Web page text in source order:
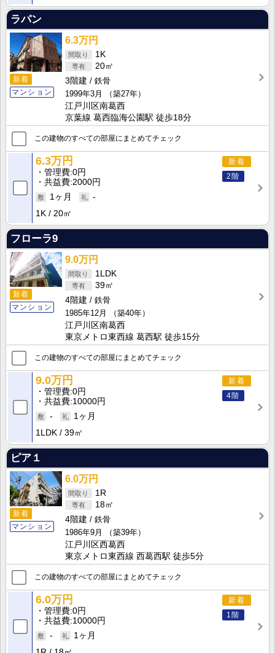
ラパン
新着
マンション
6.3万円
1K
20㎡
3階建
鉄骨
1999年3月
（築27年）
江戸川区南葛西
京葉線 葛西臨海公園駅 徒歩18分
この建物のすべての部屋にまとめてチェック
新着
2階
6.3万円
管理費 0円
共益費 2000円
1ヶ月
-
1K
20㎡
フローラ9
新着
マンション
9.0万円
1LDK
39㎡
4階建
鉄骨
1985年12月
（築40年）
江戸川区南葛西
東京メトロ東西線 葛西駅 徒歩15分
この建物のすべての部屋にまとめてチェック
新着
4階
9.0万円
管理費 0円
共益費 10000円
-
1ヶ月
1LDK
39㎡
ピア１
新着
マンション
6.0万円
1R
18㎡
4階建
鉄骨
1986年9月
（築39年）
江戸川区西葛西
東京メトロ東西線 西葛西駅 徒歩5分
この建物のすべての部屋にまとめてチェック
新着
1階
6.0万円
管理費 0円
共益費 10000円
-
1ヶ月